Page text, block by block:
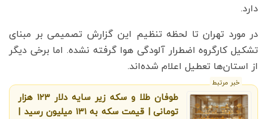
دارد.
در مورد تهران تا لحظه تنظیم این گزارش تصمیمی بر مبنای
تشکیل کارگروه اضطرار آلودگی هوا گرفته نشده. اما برخی دیگر
از استان‌ها تعطیل اعلام شده‌اند.
خبر مرتبط
طوفان طلا و سکه زیر سایه دلار ۱۲۳ هزار
تومانی | قیمت سکه به ۱۳۱ میلیون رسید |